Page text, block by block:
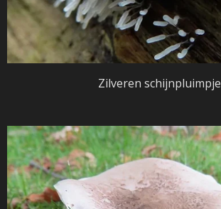
Zilveren schijnpluimpje